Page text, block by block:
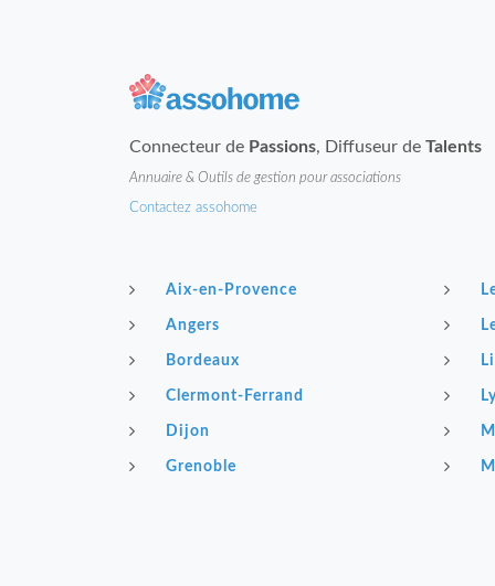
Connecteur de Passions, Diffuseur de Talents
Annuaire & Outils de gestion pour associations
Contactez assohome
Aix-en-Provence
Angers
Bordeaux
Clermont-Ferrand
Dijon
Grenoble